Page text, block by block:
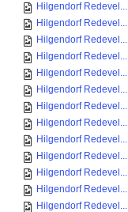
Hilgendorf Redevel...
Hilgendorf Redevel...
Hilgendorf Redevel...
Hilgendorf Redevel...
Hilgendorf Redevel...
Hilgendorf Redevel...
Hilgendorf Redevel...
Hilgendorf Redevel...
Hilgendorf Redevel...
Hilgendorf Redevel...
Hilgendorf Redevel...
Hilgendorf Redevel...
Hilgendorf Redevel...